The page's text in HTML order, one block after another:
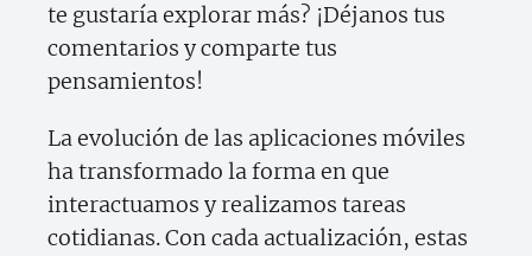
te gustaría explorar más? ¡Déjanos tus
comentarios y comparte tus
pensamientos!
La evolución de las aplicaciones móviles
ha transformado la forma en que
interactuamos y realizamos tareas
cotidianas. Con cada actualización, estas